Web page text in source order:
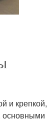
и крепкой,
основными